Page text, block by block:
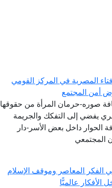
المصرية في المركز القومي
أمن المجتمع
صوره-حرمان المرأة من حقوقها
يفضي إلى التفكك والجريمة
الحوار داخل بعض الأسر-دار
المجتمعي
الفكر المعاصر وموقف الإسلام
عالميًّا